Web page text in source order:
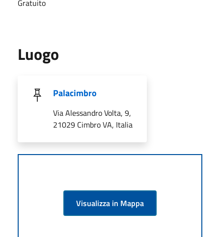
Gratuito
Luogo
Palacimbro
Via Alessandro Volta, 9,
21029 Cimbro VA, Italia
Visualizza in Mappa